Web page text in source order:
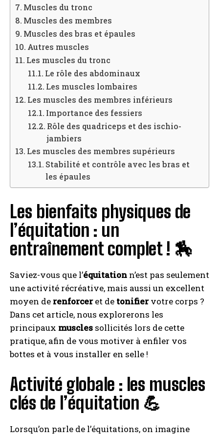
Muscles du tronc
Muscles des membres
Muscles des bras et épaules
Autres muscles
Les muscles du tronc
Le rôle des abdominaux
Les muscles lombaires
Les muscles des membres inférieurs
Importance des fessiers
Rôle des quadriceps et des ischio-
jambiers
Les muscles des membres supérieurs
Stabilité et contrôle avec les bras et
les épaules
Les bienfaits physiques de
l’équitation : un
entraînement complet ! 🏇
Saviez-vous que l’équitation n’est pas seulement
une activité récréative, mais aussi un excellent
moyen de renforceret de tonifiervotre corps ?
Dans cet article, nous explorerons les
principaux muscles sollicités lors de cette
pratique, afin de vous motiver à enfiler vos
bottes et à vous installer en selle !
Activité globale : les muscles
clés de l’équitation 💪
Lorsqu’on parle de l’équitations, on imagine